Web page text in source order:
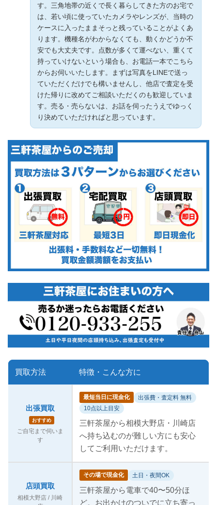
す。三角地帯の近くで長く暮らしてきた方のお宅で
は、若い頃に使っていたカメラやレンズが、当時の
ケースに入ったままそっと残っていることがよくあ
ります。機種名がわからなくても、動くかどうか不
安でも大丈夫です。点数が多くて運べない、重くて
持っていけないという場合も、お電話一本でこちら
からお伺いいたします。まずは写真をLINEで送っ
ていただくだけでも構いませんし、他店で査定を受
けた帰りに改めてご相談いただくのも歓迎していま
す。売る・売らないは、お話を伺ったうえでゆっく
り決めていただければと思っています。
買取方法 特徴・こんな方に
出張買取
おすすめ
ご自宅まで伺いま
す
最短当日に現金化
出張費・査定料 無料
10点以上目安
三軒茶屋から相模大野店・川崎店
へ持ち込むのが難しい方にも安心
してご利用いただけます。
店頭買取
相模大野店 / 川崎
その場で現金化 土日・夜間OK
三軒茶屋から電車で40〜50分ほ
ど。お出かけのついでに立ち寄っ